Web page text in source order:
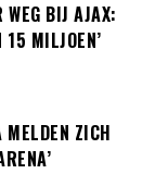
WEG BIJ AJAX:
15 MILJOEN’
MELDEN ZICH